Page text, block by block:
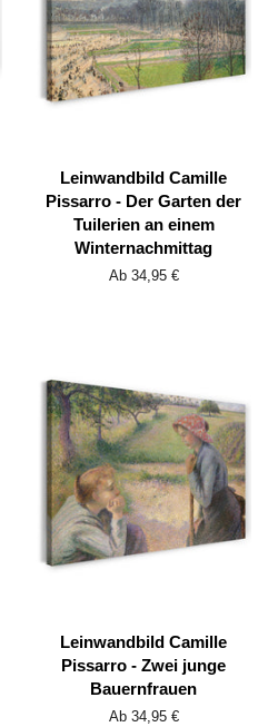
Leinwandbild Camille
Pissarro - Der Garten der
Tuilerien an einem
Winternachmittag
Ab 34,95 €
Leinwandbild Camille
Pissarro - Zwei junge
Bauernfrauen
Ab 34,95 €